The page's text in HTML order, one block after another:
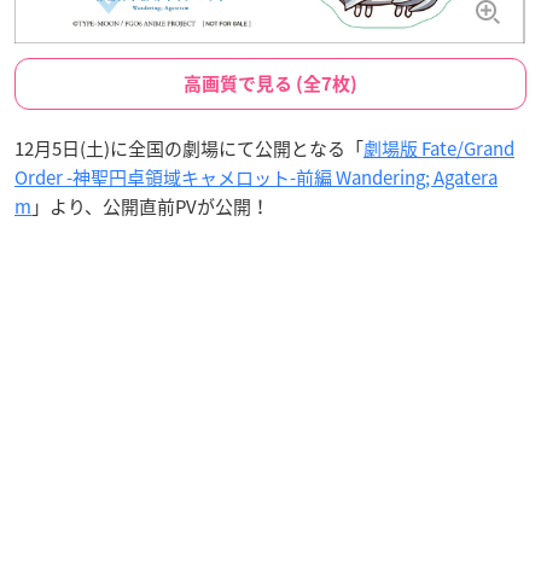
高画質で見る (全7枚)
12月5日(土)に全国の劇場にて公開となる「劇場版 Fate/Grand
Order -神聖円卓領域キャメロット-前編 Wandering; Agatera
m 」より、公開直前PVが公開！